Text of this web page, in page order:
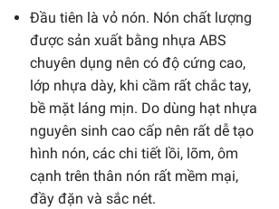
Đầu tiên là vỏ nón. Nón chất lượng
được sản xuất bằng nhựa ABS
chuyên dụng nên có độ cứng cao,
lớp nhựa dày, khi cầm rất chắc tay,
bề mặt láng mịn. Do dùng hạt nhựa
nguyên sinh cao cấp nên rất dễ tạo
hình nón, các chi tiết lồi, lõm, ôm
cạnh trên thân nón rất mềm mại,
đầy đặn và sắc nét.